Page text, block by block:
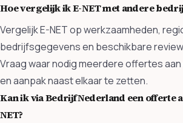
Hoe vergelijk ik E-NET met andere
Vergelijk E-NET op werkzaamheden,
bedrijfsgegevens en beschikbare
Vraag waar nodig meerdere offertes aan
en aanpak naast elkaar te zetten.
Kan ik via BedrijfNederland een offerte
NET?